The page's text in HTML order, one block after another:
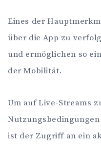
Eines der
über die App zu
und ermöglichen so
der Mobilität.
Um auf Live-Streams
ist der Zugriff an ein